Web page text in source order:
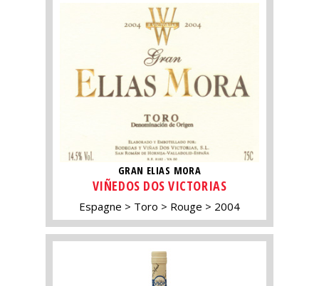
GRAN ELIAS MORA
VIÑEDOS DOS VICTORIAS
Espagne Toro Rouge 2004